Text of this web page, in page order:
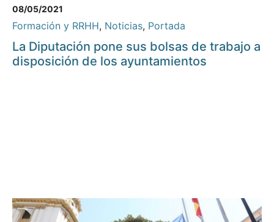
08/05/2021
Formación y RRHH, Noticias, Portada
La Diputación pone sus bolsas de trabajo a
disposición de los ayuntamientos